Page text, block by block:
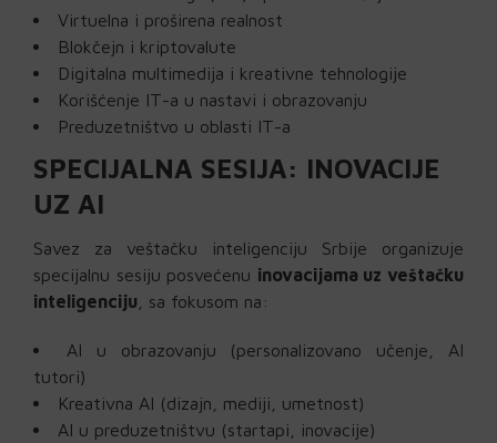
Virtuelna i proširena realnost
Blokčejn i kriptovalute
Digitalna multimedija i kreativne tehnologije
Korišćenje IT-a u nastavi i obrazovanju
Preduzetništvo u oblasti IT-a
SPECIJALNA SESIJA: INOVACIJE
UZ AI
Savez za veštačku inteligenciju Srbije organizuje
specijalnu sesiju posvećenu inovacijama uz veštačku
inteligenciju , sa fokusom na:
AI u obrazovanju (personalizovano učenje, AI
tutori)
Kreativna AI (dizajn, mediji, umetnost)
AI u preduzetništvu (startapi, inovacije)